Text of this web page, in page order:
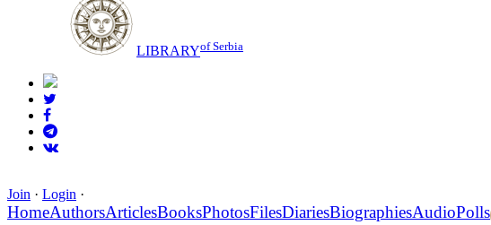
LIBRARYof Serbia
Join · Login ·
HomeAuthorsArticlesBooksPhotosFilesDiariesBiographiesAudioPolls